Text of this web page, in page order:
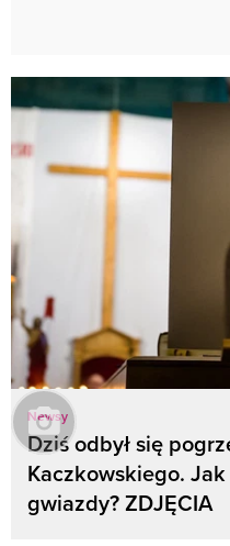
Newsy
Dziś odbył się
Kaczkowskiego.
gwiazdy? ZDJĘCIA